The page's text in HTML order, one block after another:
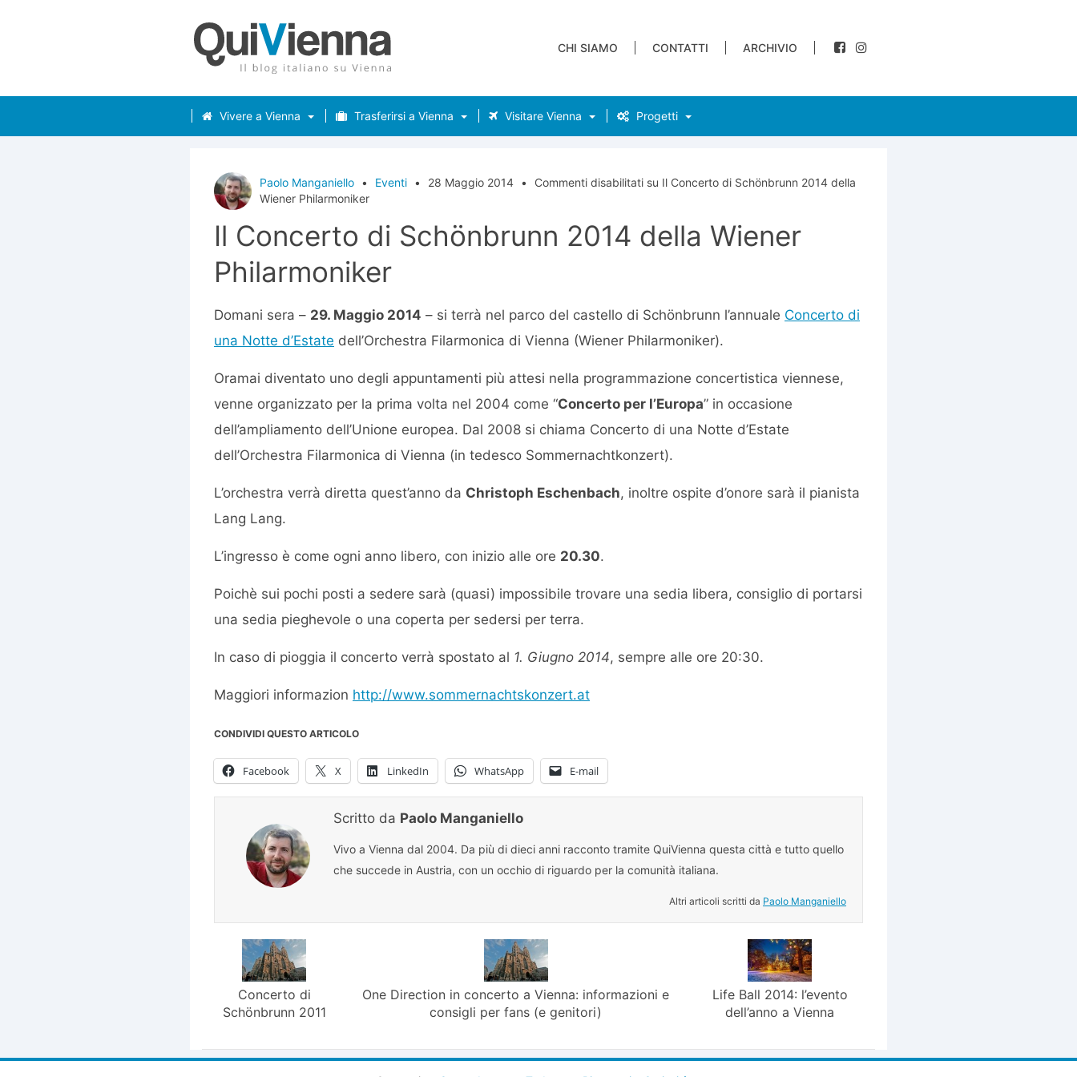
CHI SIAMO CONTATTI ARCHIVIO
Vivere a Vienna Trasferirsi a Vienna Visitare Vienna Progetti
Paolo Manganiello • Eventi • 28 Maggio 2014 • Commenti disabilitatisu Il Concerto di Schönbrunn 2014 della
Wiener Philarmoniker
Il Concerto di Schönbrunn 2014 della Wiener
Philarmoniker
Domani sera – 29. Maggio 2014 – si terrà nel parco del castello di Schönbrunn l’annuale Concerto di
una Notte d’Estate dell’Orchestra Filarmonica di Vienna (Wiener Philarmoniker).
Oramai diventato uno degli appuntamenti più attesi nella programmazione concertistica viennese,
venne organizzato per la prima volta nel 2004 come “Concerto per l’Europa” in occasione
dell’ampliamento dell’Unione europea. Dal 2008 si chiama Concerto di una Notte d’Estate
dell’Orchestra Filarmonica di Vienna (in tedesco Sommernachtkonzert).
L’orchestra verrà diretta quest’anno da Christoph Eschenbach, inoltre ospite d’onore sarà il pianista
Lang Lang.
L’ingresso è come ogni anno libero, con inizio alle ore 20.30.
Poichè sui pochi posti a sedere sarà (quasi) impossibile trovare una sedia libera, consiglio di portarsi
una sedia pieghevole o una coperta per sedersi per terra.
In caso di pioggia il concerto verrà spostato al 1. Giugno 2014, sempre alle ore 20:30.
Maggiori informazion http://www.sommernachtskonzert.at
CONDIVIDI QUESTO ARTICOLO
Facebook X LinkedIn WhatsApp E-mail
Scritto da Paolo Manganiello
Vivo a Vienna dal 2004. Da più di dieci anni racconto tramite QuiVienna questa città e tutto quello
che succede in Austria, con un occhio di riguardo per la comunità italiana.
Altri articoli scritti da Paolo Manganiello
Concerto di
Schönbrunn 2011
One Direction in concerto a Vienna: informazioni e
consigli per fans (e genitori)
Life Ball 2014: l’evento
dell’anno a Vienna